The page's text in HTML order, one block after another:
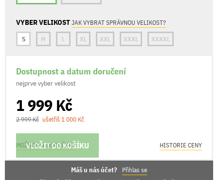
VYBER VELIKOSTJAK VYBRAT SPRÁVNOU VELIKOST?
S
M L XL XXL XXXL XXXXL
Dostupnost a datum doručení
nejprve vyber velikost
1 999 Kč
2 999 Kč ušetříš 1 000 Kč
VLOŽIT DO KOŠÍKU
MOŽNOSTI DORUČENÍ HISTORIE CENY
Máš u nás účet? Přihlas se